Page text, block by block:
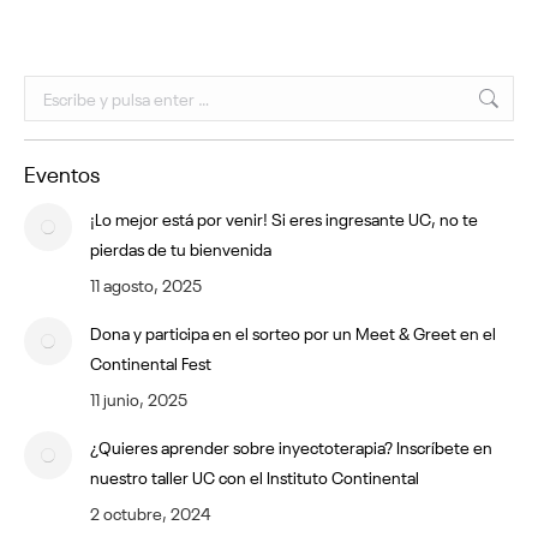
Buscar:
Eventos
¡Lo mejor está por venir! Si eres ingresante UC, no te
pierdas de tu bienvenida
11 agosto, 2025
Dona y participa en el sorteo por un Meet & Greet en el
Continental Fest
11 junio, 2025
¿Quieres aprender sobre inyectoterapia? Inscríbete en
nuestro taller UC con el Instituto Continental
2 octubre, 2024